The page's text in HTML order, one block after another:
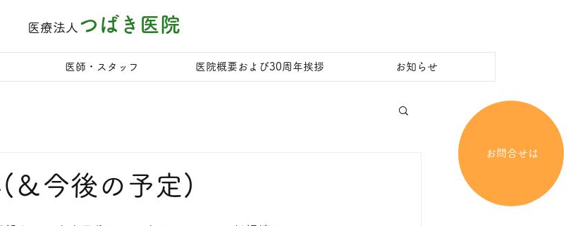
お問合せは
医療法人 つばき医院
医師・スタッフ 医院概要および30周年挨拶 お知らせ
＆今後の予定)